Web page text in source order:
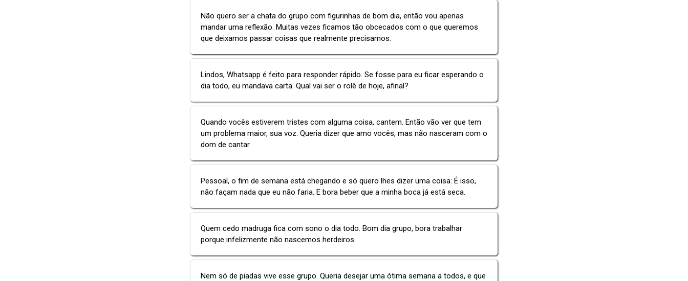
Não quero ser a chata do grupo com figurinhas de bom dia, então vou apenas
mandar uma reflexão. Muitas vezes ficamos tão obcecados com o que queremos
que deixamos passar coisas que realmente precisamos.
Lindos, Whatsapp é feito para responder rápido. Se fosse para eu ficar esperando o
dia todo, eu mandava carta. Qual vai ser o rolê de hoje, afinal?
Quando vocês estiverem tristes com alguma coisa, cantem. Então vão ver que tem
um problema maior, sua voz. Queria dizer que amo vocês, mas não nasceram com o
dom de cantar.
Pessoal, o fim de semana está chegando e só quero lhes dizer uma coisa: É isso,
não façam nada que eu não faria. E bora beber que a minha boca já está seca.
Quem cedo madruga fica com sono o dia todo. Bom dia grupo, bora trabalhar
porque infelizmente não nascemos herdeiros.
Nem só de piadas vive esse grupo. Queria desejar uma ótima semana a todos, e que